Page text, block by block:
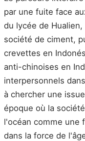
par une fuite face
du lycée de
société de ciment,
crevettes en
anti-chinoises en
interpersonnels
à chercher une
époque où la
l'océan comme une
dans la force de